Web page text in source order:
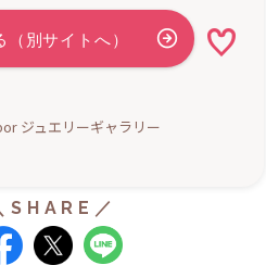
ジュエリーギャラリー